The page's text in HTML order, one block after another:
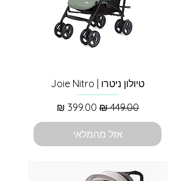
טיולון ניטרו | Joie Nitro
מחיר רגיל‏449.00 ‏₪ מחיר מבצע
אזל מהמלאי